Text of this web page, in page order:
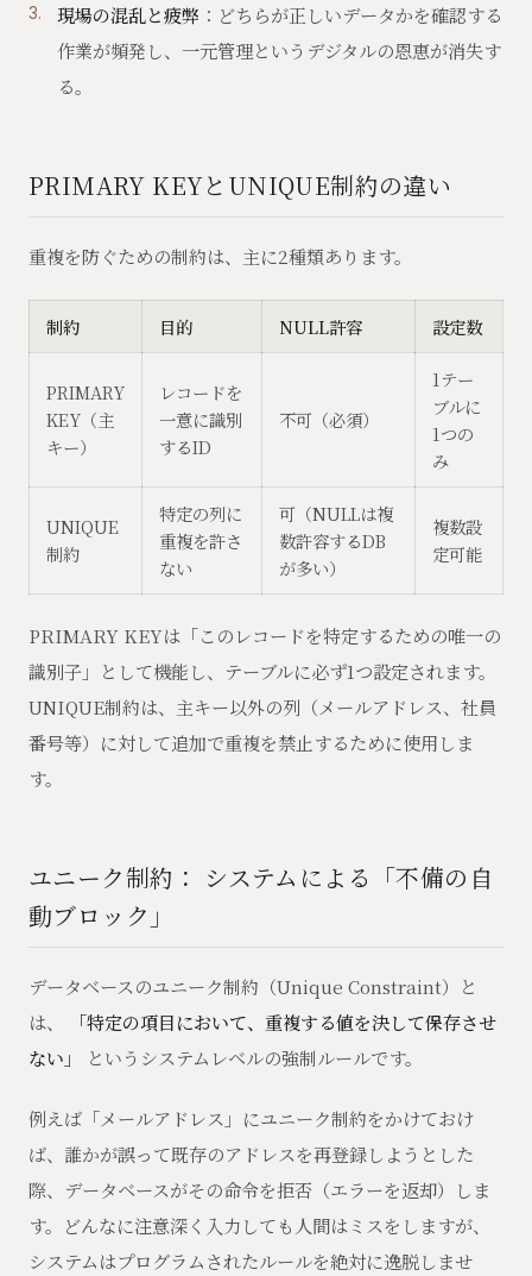
現場の混乱と疲弊 ：どちらが正しいデータかを確認する
作業が頻発し、一元管理というデジタルの恩恵が消失す
る。
PRIMARY KEYとUNIQUE制約の違い
重複を防ぐための制約は、主に2種類あります。
制約 目的 NULL許容 設定数
PRIMARY
KEY（主
キー）
レコードを
一意に識別
するID
不可（必須）
1テー
ブルに
1つの
み
UNIQUE
制約
特定の列に
重複を許さ
ない
可（NULLは複
数許容するDB
が多い）
複数設
定可能
PRIMARY KEYは「このレコードを特定するための唯一の
識別子」として機能し、テーブルに必ず1つ設定されます。
UNIQUE制約は、主キー以外の列（メールアドレス、社員
番号等）に対して追加で重複を禁止するために使用しま
す。
ユニーク制約： システムによる「不備の自
動ブロック」
データベースのユニーク制約（Unique Constraint）と
は、
「特定の項目において、重複する値を決して保存させ
ない」
というシステムレベルの強制ルールです。
例えば「メールアドレス」にユニーク制約をかけておけ
ば、誰かが誤って既存のアドレスを再登録しようとした
際、データベースがその命令を拒否（エラーを返却）しま
す。どんなに注意深く入力しても人間はミスをしますが、
システムはプログラムされたルールを絶対に逸脱しませ